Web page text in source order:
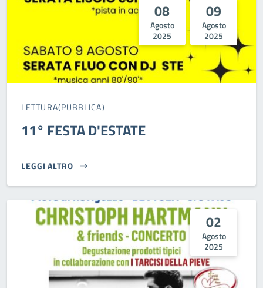
08
Agosto
2025
09
Agosto
2025
LETTURA(PUBBLICA)
11° FESTA D'ESTATE
LEGGI ALTRO
11° FESTA D'ESTATE}
02
Agosto
2025